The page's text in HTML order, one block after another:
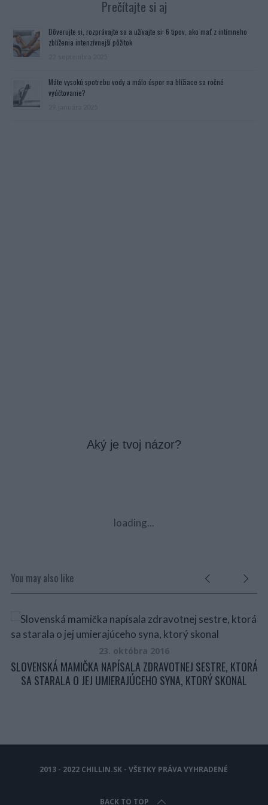
Prečítajte si aj
Dôverujte si, rozprávajte sa a užívajte si: 6 tipov, ako mať z intímneho
zblíženia intenzívnejší pôžitok
Máte vysokú spotrebu vody a málo úspor na blížiace sa ročné
vyúčtovanie?
Aký je tvoj názor?
loading...
You may also like
23. októbra 2016
SLOVENSKÁ MAMIČKA NAPÍSALA ZDRAVOTNEJ SESTRE, KTORÁ
SA STARALA O JEJ UMIERAJÚCEHO SYNA, KTORÝ SKONAL
2013 - 2022 CHILLIN.SK - VŠETKY PRÁVA VYHRADENÉ
BACK TO TOP